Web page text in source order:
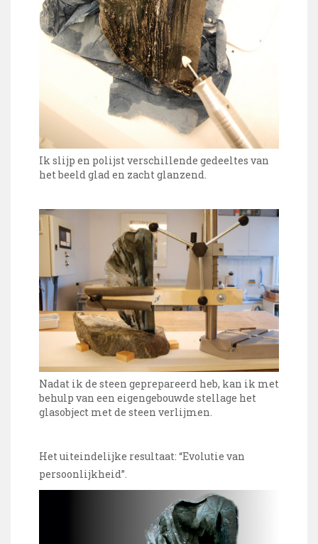
Ik slijp en polijst verschillende gedeeltes van
het beeld glad en zacht glanzend.
Nadat ik de steen geprepareerd heb, kan ik met
behulp van een eigengebouwde stellage het
glasobject met de steen verlijmen.
Het uiteindelijke resultaat: “Evolutie van
persoonlijkheid”.